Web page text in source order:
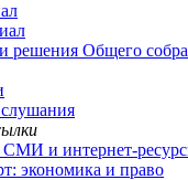
решения Общего
СМИ и интернет-
экономика и право